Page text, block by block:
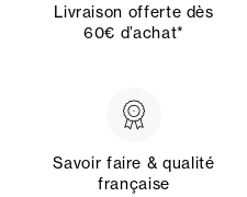
Livraison offerte dès
60€ d’achat*
Savoir faire & qualité
française